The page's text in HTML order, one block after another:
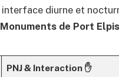
interface diurne et
Monuments de Port Elpis
PNJ & Interaction ✋